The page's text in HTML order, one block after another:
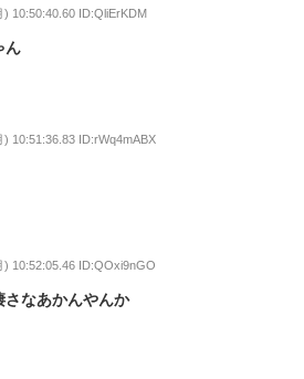
) 10:50:40.60 ID:QliErKDM
ん
) 10:51:36.83 ID:rWq4mABX
) 10:52:05.46 ID:QOxi9nGO
さなあかんやんか